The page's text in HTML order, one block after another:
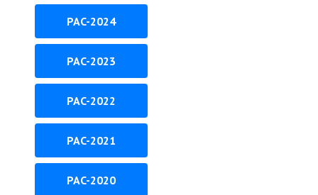
PAC-2024
PAC-2023
PAC-2022
PAC-2021
PAC-2020